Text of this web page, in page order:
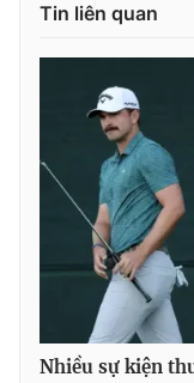
Tin liên quan
Nhiều sự kiện